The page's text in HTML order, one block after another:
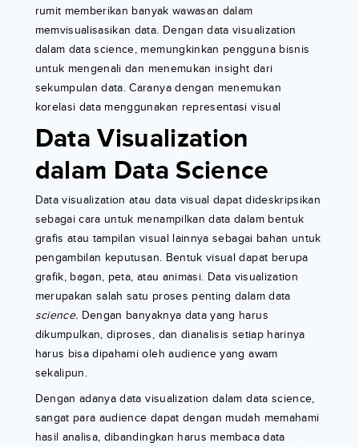
rumit memberikan banyak wawasan dalam
memvisualisasikan data. Dengan data visualization
dalam data science, memungkinkan pengguna bisnis
untuk mengenali dan menemukan insight dari
sekumpulan data. Caranya dengan menemukan
korelasi data menggunakan representasi visual
Data Visualization
dalam Data Science
Data visualization atau data visual dapat dideskripsikan
sebagai cara untuk menampilkan data dalam bentuk
grafis atau tampilan visual lainnya sebagai bahan untuk
pengambilan keputusan. Bentuk visual dapat berupa
grafik, bagan, peta, atau animasi. Data visualization
merupakan salah satu proses penting dalam data
science. Dengan banyaknya data yang harus
dikumpulkan, diproses, dan dianalisis setiap harinya
harus bisa dipahami oleh audience yang awam
sekalipun.
Dengan adanya data visualization dalam data science,
sangat para audience dapat dengan mudah memahami
hasil analisa, dibandingkan harus membaca data